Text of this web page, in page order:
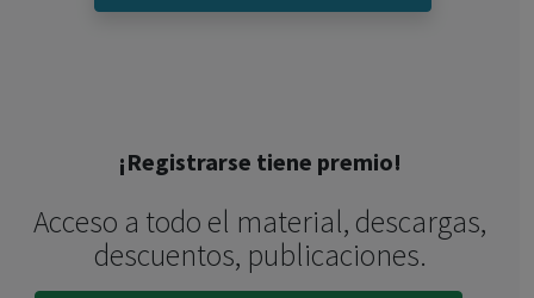
¡Registrarse tiene premio!
Acceso a todo el material, descargas,
descuentos, publicaciones.